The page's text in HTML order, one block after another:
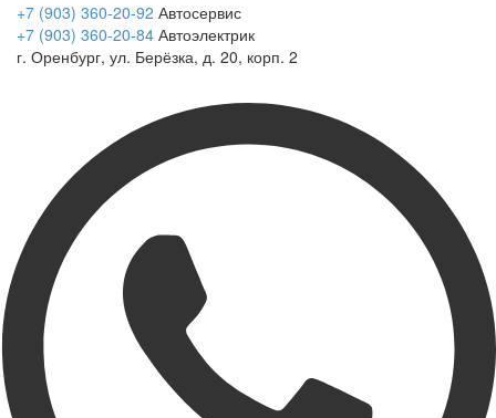
+7 (903) 360-20-92 Автосервис
+7 (903) 360-20-84 Автоэлектрик
г. Оренбург, ул. Берёзка, д. 20, корп. 2